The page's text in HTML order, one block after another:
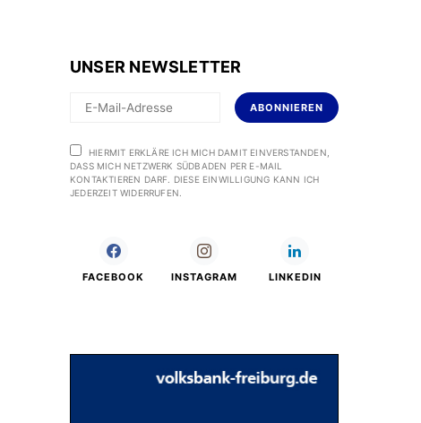
UNSER NEWSLETTER
ABONNIEREN
HIERMIT ERKLÄRE ICH MICH DAMIT EINVERSTANDEN,
DASS MICH NETZWERK SÜDBADEN PER E-MAIL
KONTAKTIEREN DARF. DIESE EINWILLIGUNG KANN ICH
JEDERZEIT WIDERRUFEN.
FACEBOOK INSTAGRAM LINKEDIN